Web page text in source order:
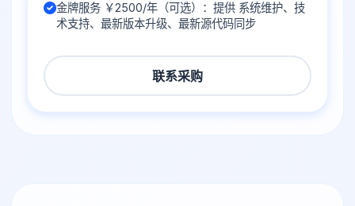
金牌服务 ￥2500/年（可选）：提供 系统维护、技
术支持、最新版本升级、最新源代码同步
联系采购